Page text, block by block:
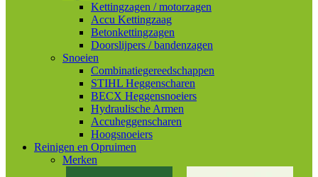
Kettingzagen / motorzagen
Accu Kettingzaag
Betonkettingzagen
Doorslijpers / bandenzagen
Snoeien
Combinatiegereedschappen
STIHL Heggenscharen
BECX Heggensnoeiers
Hydraulische Armen
Accuheggenscharen
Hoogsnoeiers
Reinigen en Opruimen
Merken